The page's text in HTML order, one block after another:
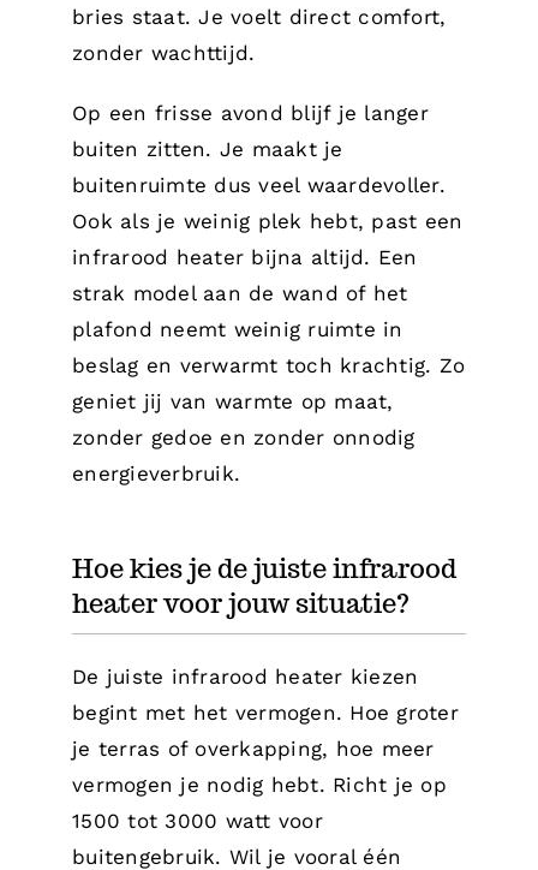
bries staat. Je voelt direct comfort,
zonder wachttijd.
Op een frisse avond blijf je langer
buiten zitten. Je maakt je
buitenruimte dus veel waardevoller.
Ook als je weinig plek hebt, past een
infrarood heater bijna altijd. Een
strak model aan de wand of het
plafond neemt weinig ruimte in
beslag en verwarmt toch krachtig. Zo
geniet jij van warmte op maat,
zonder gedoe en zonder onnodig
energieverbruik.
Hoe kies je de juiste infrarood
heater voor jouw situatie?
De juiste infrarood heater kiezen
begint met het vermogen. Hoe groter
je terras of overkapping, hoe meer
vermogen je nodig hebt. Richt je op
1500 tot 3000 watt voor
buitengebruik. Wil je vooral één